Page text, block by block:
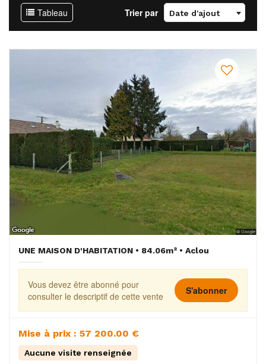
Tableau Trier par Date d'ajout
UNE MAISON D'HABITATION • 84.06m² • Aclou
Vous devez être abonné pour
consulter le descriptif de cette vente
S'abonner
Mise à prix : 57 200.00 €
Aucune visite renseignée